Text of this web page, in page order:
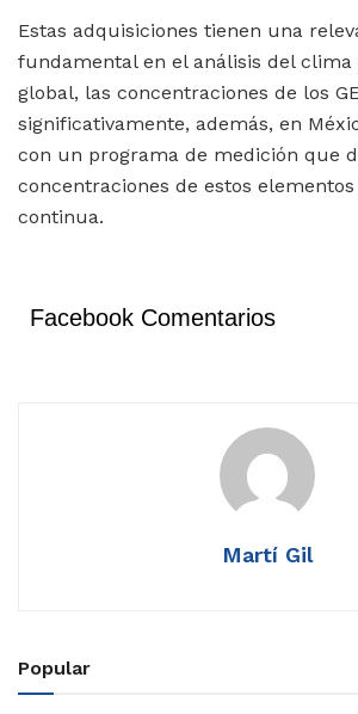
Estas adquisiciones tienen una
fundamental en el análisis del clima
global, las concentraciones de los
significativamente, además, en
con un programa de medición que
concentraciones de estos
continua.
Facebook Comentarios
Martí Gil
Popular